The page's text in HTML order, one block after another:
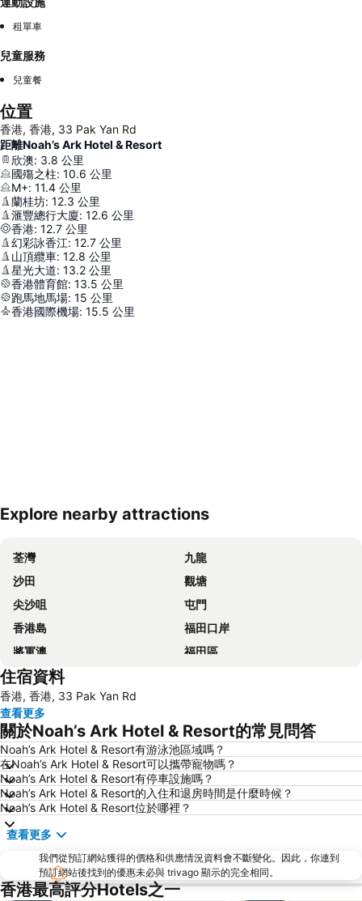
租單車
兒童服務
兒童餐
位置
香港, 香港, 33 Pak Yan Rd
距離Noah’s Ark Hotel & Resort
欣澳: 3.8 公里
國殤之柱: 10.6 公里
M+: 11.4 公里
蘭桂坊: 12.3 公里
滙豐總行大廈: 12.6 公里
香港: 12.7 公里
幻彩詠香江: 12.7 公里
山頂纜車: 12.8 公里
星光大道: 13.2 公里
香港體育館: 13.5 公里
跑馬地馬場: 15 公里
香港國際機場: 15.5 公里
展開地圖
Explore nearby attractions
荃灣
九龍
沙田
觀塘
尖沙咀
屯門
香港島
福田口岸
將軍澳
福田區
Mong Kok Metro Station
南山區
元朗
紅磡
天水圍
Wan Chai Metro Station
海洋公園
深水埗區
黃金海岸
香港迪士尼樂園
新界
羅湖口岸
羅湖
North Point Metro Station
中環
Cheung Chau
羅湖口岸
住宿資料
香港, 香港, 33 Pak Yan Rd
查看更多
關於Noah’s Ark Hotel & Resort的常見問答
Noah’s Ark Hotel & Resort有游泳池區域嗎？
在Noah’s Ark Hotel & Resort可以攜帶寵物嗎？
Noah’s Ark Hotel & Resort有停車設施嗎？
Noah’s Ark Hotel & Resort的入住和退房時間是什麼時候？
Noah’s Ark Hotel & Resort位於哪裡？
查看更多
我們從預訂網站獲得的價格和供應情況資料會不斷變化。因此，你連到
預訂網站後找到的優惠未必與 trivago 顯示的完全相同。
香港最高評分Hotels之一